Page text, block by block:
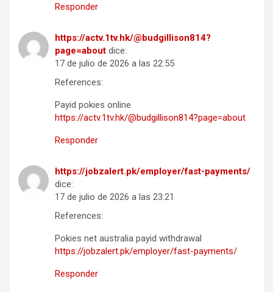
Responder
https://actv.1tv.hk/@budgillison814?
page=about dice:
17 de julio de 2026 a las 22:55
References:
Payid pokies online
https://actv.1tv.hk/@budgillison814?page=about
Responder
https://jobzalert.pk/employer/fast-payments/
dice:
17 de julio de 2026 a las 23:21
References:
Pokies net australia payid withdrawal
https://jobzalert.pk/employer/fast-payments/
Responder